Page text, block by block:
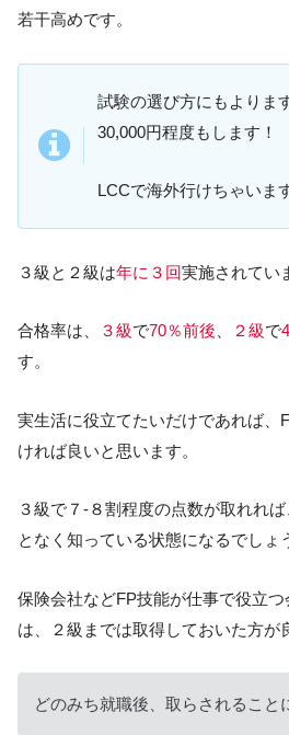
若干高めです。
試験の選び方にもよりま
30,000円程度もします！
LCCで海外行けちゃいま
３級と２級は年に３回実施されてい
合格率は、 ３級で70％前後 ２級で
す。
実生活に役立てたいだけであれば、
ければ良いと思います。
３級で７-８割程度の点数が取れれ
となく知っている状態になるでしょ
保険会社などFP技能が仕事で役立
は、２級までは取得しておいた方が
どのみち就職後、取らされること